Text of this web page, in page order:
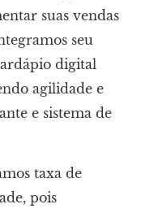
suas vendas
seu
digital
agilidade e
e sistema de
taxa de
pois